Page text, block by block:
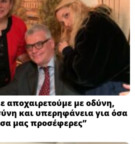
αποχαιρετούμε με οδύνη,
και υπερηφάνεια για όσα
μας προσέφερες”